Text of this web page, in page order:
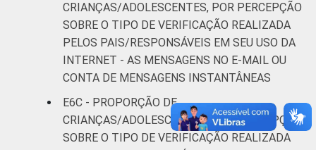
DE 45
¹Base: 2 261 usuários de Internet de 9 a 17
anos. Respostas múltiplas e estimuladas.
Dados coletados entre setembro de 2013 e
janeiro de 2014.
Fonte: NIC.br - set/2013 a jan/2014
CRIANÇAS/ADOLESCENTES, POR PERCEPÇÃO
SOBRE O TIPO DE VERIFICAÇÃO REALIZADA
PELOS PAIS/RESPONSÁVEIS EM SEU USO DA
INTERNET - AS MENSAGENS NO E-MAIL OU
CONTA DE MENSAGENS INSTANTÂNEAS
E6C - PROPORÇÃO DE
CRIANÇAS/ADOLESCENTES, POR PERCEPÇÃO
SOBRE O TIPO DE VERIFICAÇÃO REALIZADA